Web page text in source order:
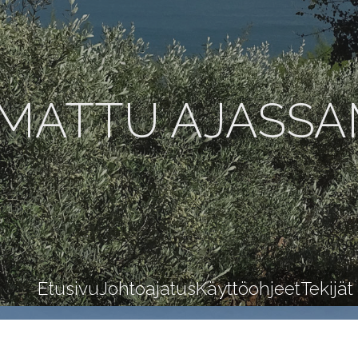
EtusivuJohtoajatusKäyttöohjeetTekijät